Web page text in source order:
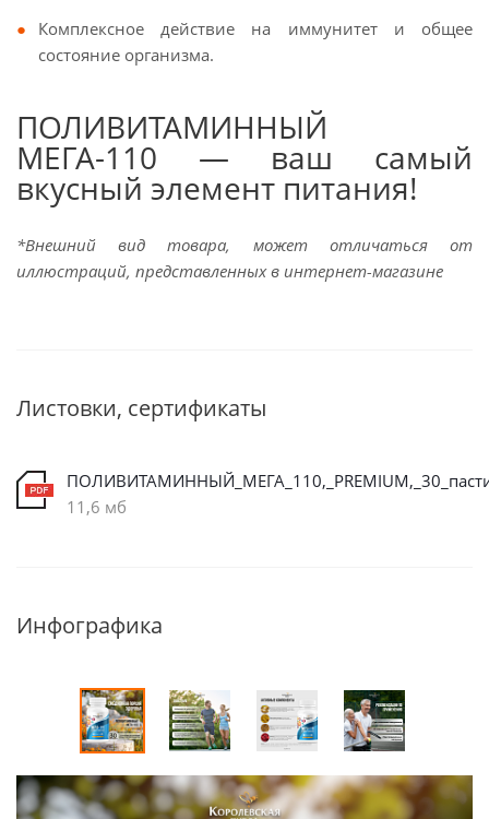
Комплексное действие на иммунитет и общее
состояние организма.
ПОЛИВИТАМИННЫЙ
МЕГА-110 — ваш самый
вкусный элемент питания!
*Внешний вид товара, может отличаться от
иллюстраций, представленных в интернет-магазине
Листовки, сертификаты
11,6 мб
Инфографика